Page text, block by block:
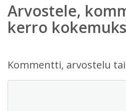
Arvostele,
kerro
Kommentti, arvostelu